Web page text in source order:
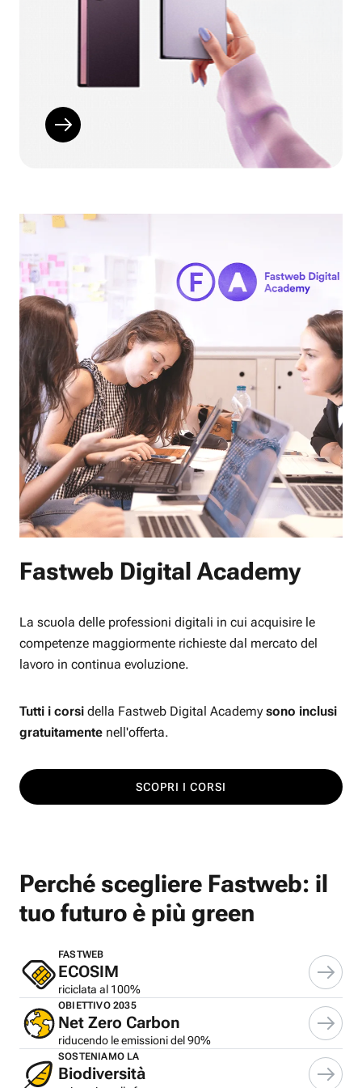
Fastweb Digital Academy
La scuola delle professioni digitali in cui acquisire le
competenze maggiormente richieste dal mercato del
lavoro in continua evoluzione.
Tutti i corsi della Fastweb Digital Academy sono inclusi
gratuitamente nell'offerta.
SCOPRI I CORSI
Perché scegliere Fastweb: il
tuo futuro è più green
FASTWEB
ECOSIM
riciclata al 100%
OBIETTIVO 2035
Net Zero Carbon
riducendo le emissioni del 90%
SOSTENIAMO LA
Biodiversità